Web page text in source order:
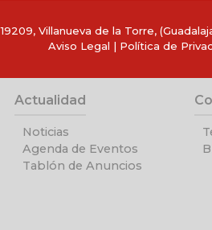
Villanueva de la Torre,
Aviso Legal | Política de
Actualidad
Noticias
Agenda de Eventos
Tablón de Anuncios